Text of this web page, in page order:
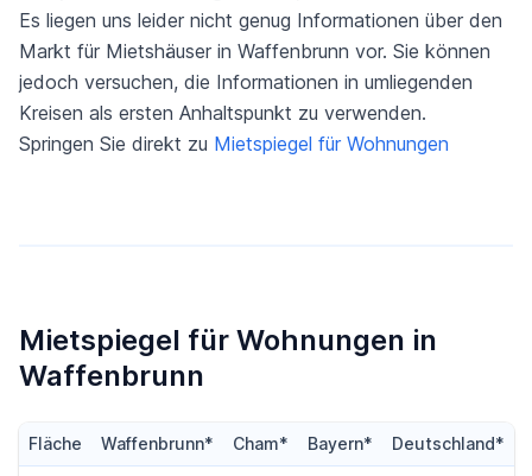
Es liegen uns leider nicht genug Informationen über den
Markt für Mietshäuser in Waffenbrunn vor. Sie können
jedoch versuchen, die Informationen in umliegenden
Kreisen als ersten Anhaltspunkt zu verwenden.
Springen Sie direkt zu Mietspiegel für Wohnungen
Mietspiegel für Wohnungen in
Waffenbrunn
Fläche Waffenbrunn* Cham* Bayern* Deutschland*